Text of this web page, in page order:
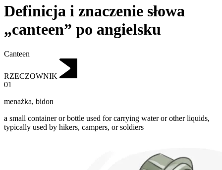
Definicja i znaczenie słowa
„canteen” po angielsku
Canteen
RZECZOWNIK
01
menażka, bidon
a small container or bottle used for carrying water or other liquids,
typically used by hikers, campers, or soldiers